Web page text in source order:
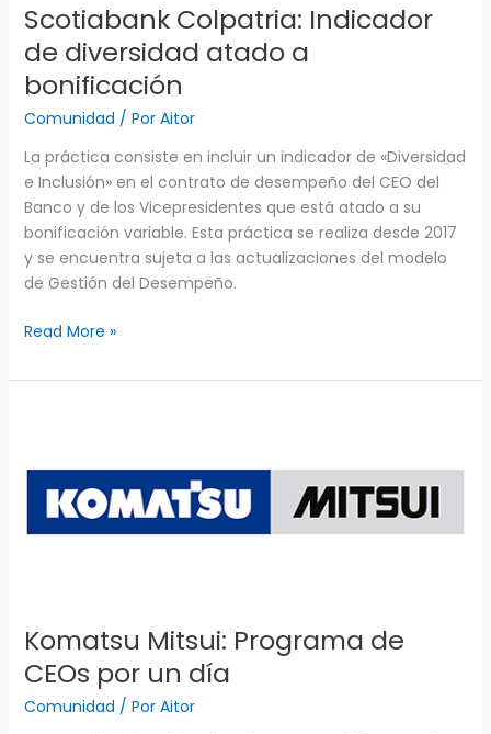
Scotiabank Colpatria: Indicador
de diversidad atado a
bonificación
Comunidad / Por Aitor
La práctica consiste en incluir un indicador de «Diversidad
e Inclusión» en el contrato de desempeño del CEO del
Banco y de los Vicepresidentes que está atado a su
bonificación variable. Esta práctica se realiza desde 2017
y se encuentra sujeta a las actualizaciones del modelo
de Gestión del Desempeño.
bonificación
Read More »
Komatsu Mitsui: Programa de
CEOs por un día
Comunidad / Por Aitor
Programa
CEOs
por